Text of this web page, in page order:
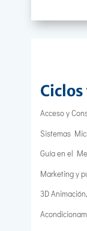
Acceso y
Sistemas
Guía en el
Marketing y
3D